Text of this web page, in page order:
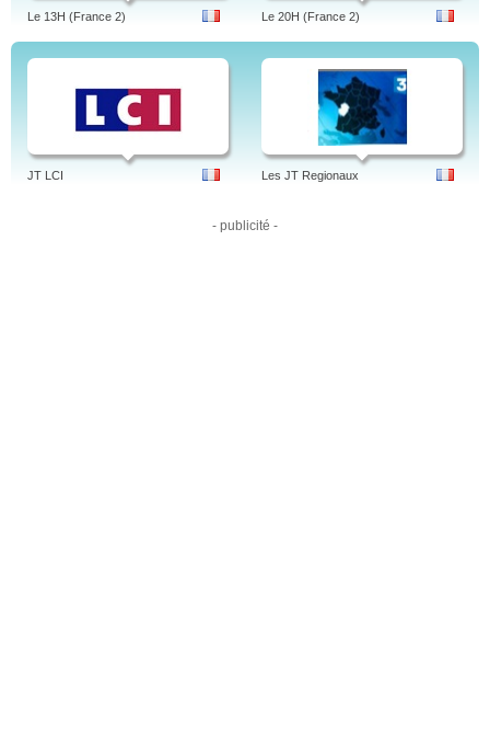
smartphone.
Le 13H (France 2) Le 20H (France 2)
JT LCI Les JT Regionaux
- publicité -